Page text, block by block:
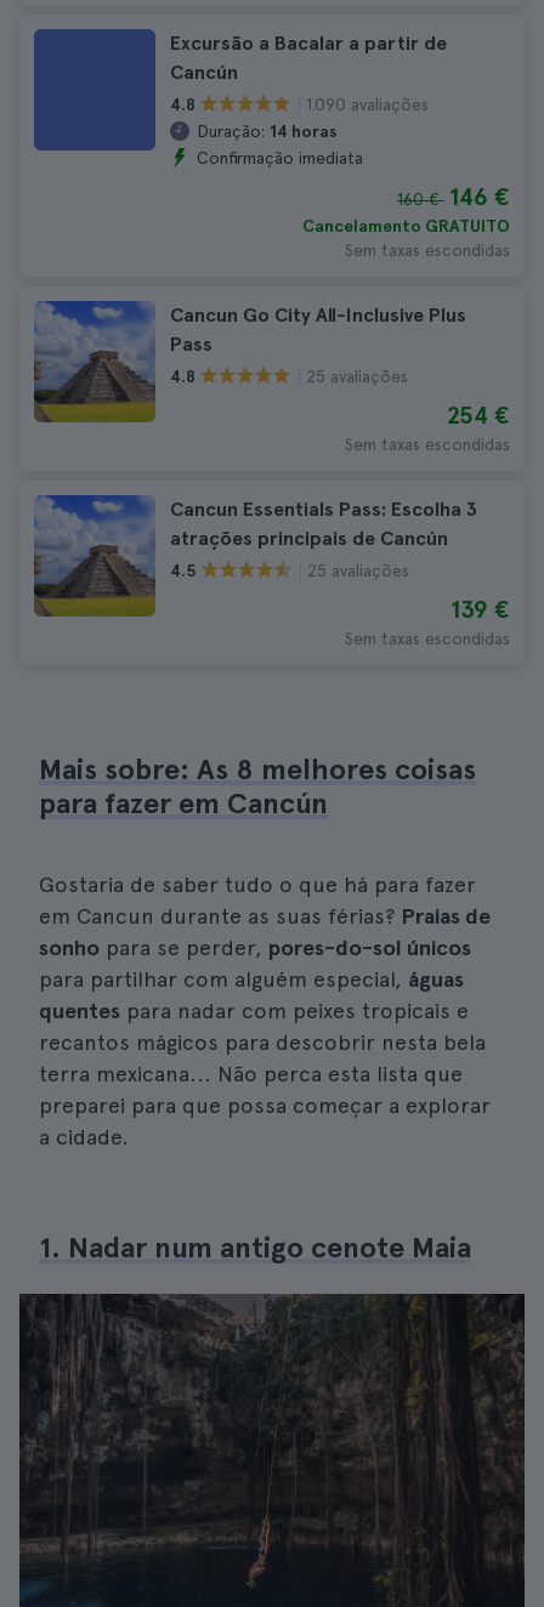
Excursão a Bacalar a partir de
Cancún
4.8
1.090 avaliações
Duração: 14 horas
Confirmação imediata
160 € 146 €
Cancelamento GRATUITO
Sem taxas escondidas
Cancun Go City All-Inclusive Plus
Pass
4.8 25 avaliações
254 €
Sem taxas escondidas
Cancun Essentials Pass: Escolha 3
atrações principais de Cancún
4.5 25 avaliações
139 €
Sem taxas escondidas
Mais sobre: As 8 melhores coisas
para fazer em Cancún
Gostaria de saber tudo o que há para fazer
em Cancun durante as suas férias? Praias de
sonho para se perder, pores-do-sol únicos
para partilhar com alguém especial, águas
quentes para nadar com peixes tropicais e
recantos mágicos para descobrir nesta bela
terra mexicana... Não perca esta lista que
preparei para que possa começar a explorar
a cidade.
1. Nadar num antigo cenote Maia